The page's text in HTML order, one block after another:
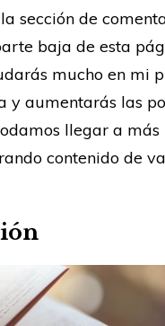
sección de
baja de esta
mucho en mi
y aumentarás las
llegar a más
contenido de